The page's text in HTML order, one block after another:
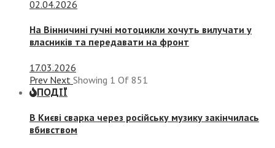
02.04.2026
На Вінничині гучні мотоцикли хочуть вилучати у
власників та передавати на фронт
17.03.2026
Prev Next Showing 1 Of 851
ПОДІЇ
В Києві сварка через російську музику закінчилась
вбивством